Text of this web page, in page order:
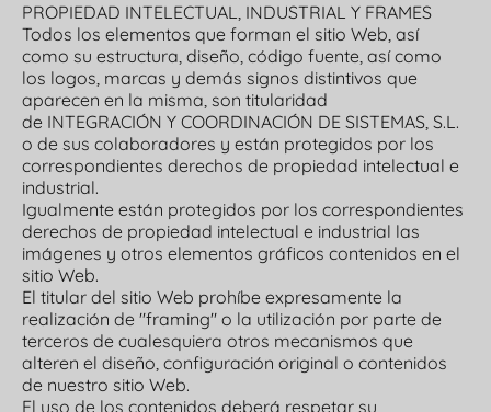
PROPIEDAD INTELECTUAL, INDUSTRIAL Y FRAMES
Todos los elementos que forman el sitio Web, así
como su estructura, diseño, código fuente, así como
los logos, marcas y demás signos distintivos que
aparecen en la misma, son titularidad
de INTEGRACIÓN Y COORDINACIÓN DE SISTEMAS, S.L.
o de sus colaboradores y están protegidos por los
correspondientes derechos de propiedad intelectual e
industrial.
Igualmente están protegidos por los correspondientes
derechos de propiedad intelectual e industrial las
imágenes y otros elementos gráficos contenidos en el
sitio Web.
El titular del sitio Web prohíbe expresamente la
realización de "framing" o la utilización por parte de
terceros de cualesquiera otros mecanismos que
alteren el diseño, configuración original o contenidos
de nuestro sitio Web.
El uso de los contenidos deberá respetar su